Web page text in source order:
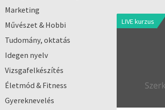
Marketing
Művészet & Hobbi
Tudomány, oktatás
Idegen nyelv
Vizsgafelkészítés
Életmód & Fitness
Gyereknevelés
LIVE kurzus